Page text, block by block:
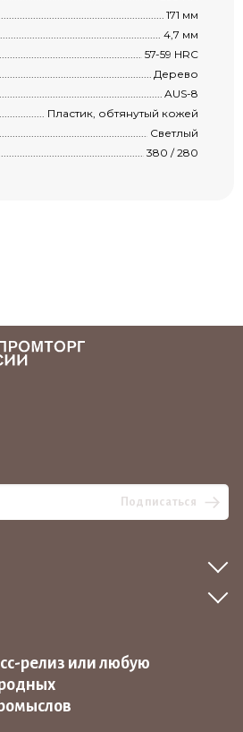
171 мм
4,7 мм
57-59 HRС
Дерево
AUS-8
Пластик, обтянутый кожей
Светлый
380 / 280
Подписаться
релиз или любую